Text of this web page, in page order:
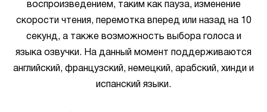
воспроизведением, таким как пауза, изменение
скорости чтения, перемотка вперед или назад на 10
секунд, а также возможность выбора голоса и
языка озвучки. На данный момент поддерживаются
английский, французский, немецкий, арабский, хинди и
испанский языки.